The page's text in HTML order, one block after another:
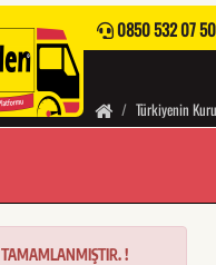
0850 532 07 50
Türkiyenin
!